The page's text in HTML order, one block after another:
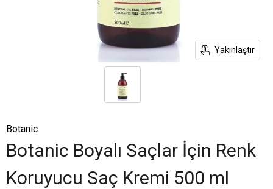
Yakınlaştır
Botanic
Botanic Boyalı Saçlar İçin Renk
Koruyucu Saç Kremi 500 ml